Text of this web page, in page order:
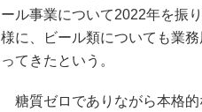
ール事業について2022年を振
様に、ビール類についても業
ってきたという。
糖質ゼロでありながら本格的